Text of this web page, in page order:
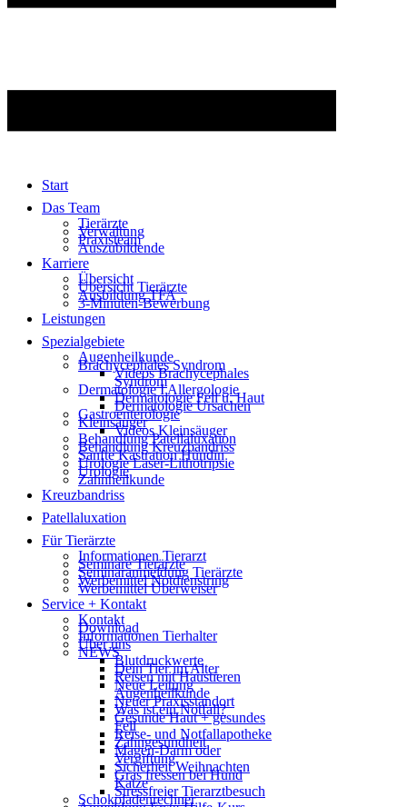
Start
Das Team
Tierärzte
Verwaltung
Praxisteam
Auszubildende
Karriere
Übersicht
Übersicht Tierärzte
Ausbildung TFA
3-Minuten-Bewerbung
Leistungen
Spezialgebiete
Augenheilkunde
Brachycephales Syndrom
Videos Brachycephales
Syndrom
Dermatologie I Allergologie
Dermatologie Fell u. Haut
Dermatologie Ursachen
Gastroenterologie
Kleinsäuger
Videos Kleinsäuger
Behandlung Patellaluxation
Behandlung Kreuzbandriss
Sanfte Kastration Hündin
Urologie Laser-Lithotripsie
Urologie
Zahnheilkunde
Kreuzbandriss
Patellaluxation
Für Tierärzte
Informationen Tierarzt
Seminare Tierärzte
Seminaranmeldung Tierärzte
Werbemittel Notdienstring
Werbemittel Überweiser
Service + Kontakt
Kontakt
Download
Informationen Tierhalter
Über uns
NEWS
Blutdruckwerte
Dein Tier im Alter
Reisen mit Haustieren
Neue Leitung
Augenheilkunde
Neuer Praxisstandort
Was ist ein Notfall?
Gesunde Haut + gesundes
Fell
Reise- und Notfallapotheke
Zahngesundheit
Magen-Darm oder
Vergiftung
Sicherheit Weihnachten
Gras fressen bei Hund
Katze
Stressfreier Tierarztbesuch
Schokoladenrechner